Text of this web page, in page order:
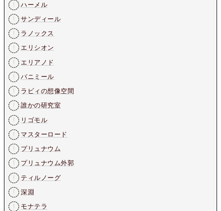
ハーメル
サンディール
ラノックス
エリシオン
エリアノド
バニミール
ラビィの想像空間
誰かの研究室
リゴモル
マスターロード
プリュナウム
プリュナウム外郭
ティルノーグ
深淵
モナテラ